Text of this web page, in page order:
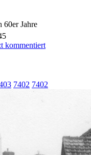
60er Jahre
kommentiert
7402 7402